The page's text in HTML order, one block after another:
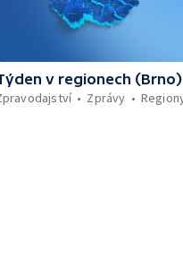
v regionech (Brno)
Zprávy